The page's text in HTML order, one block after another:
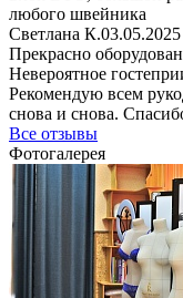
любого швейника
Светлана К.03.05.2025
Прекрасно
Невероятное
Рекомендую всем
снова и снова.
Все отзывы
Фотогалерея